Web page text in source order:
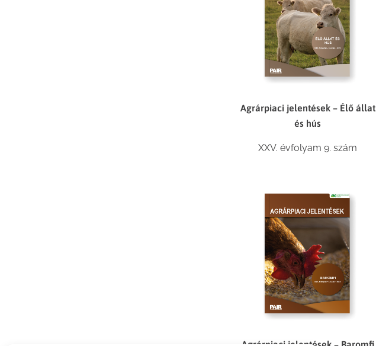
Agrárpiaci jelentések – Élő állat
és hús
XXV. évfolyam 9. szám